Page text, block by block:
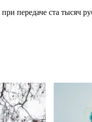
передаче ста тысяч